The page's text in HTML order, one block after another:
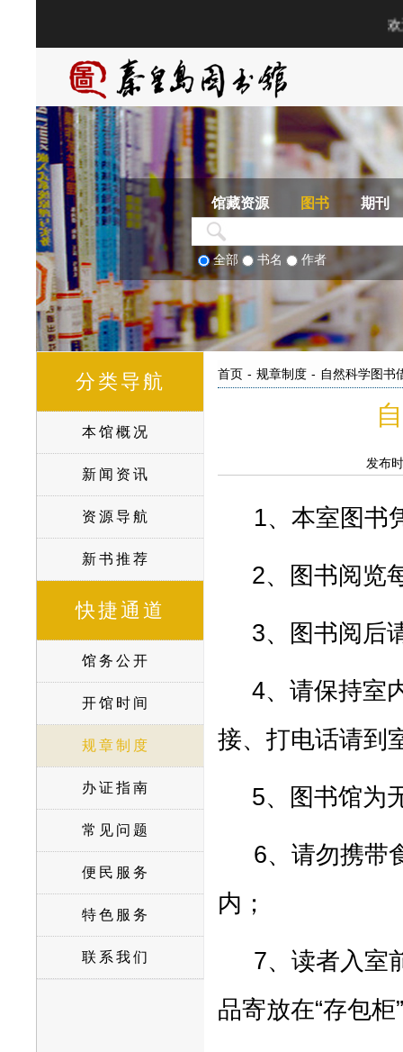
馆藏资源 图书 期刊
全部 书名 作者
分类导航
本馆概况
新闻资讯
资源导航
新书推荐
快捷通道
馆务公开
开馆时间
规章制度
办证指南
常见问题
便民服务
特色服务
联系我们
首页 - 规章制度 - 自然科学图书
发布
1、 本室图书
2、图书阅览
3、图书阅后
4、请保持室
接、打电话请到
5、图书馆为
6、请勿携带
内；
7、读者入室
品寄放在“存包柜